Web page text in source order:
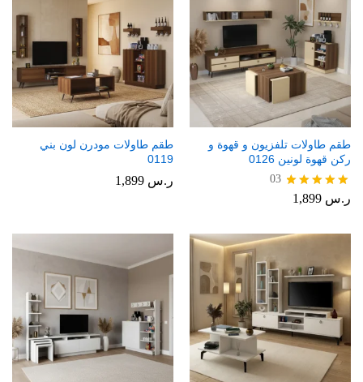
طقم طاولات تلفزيون و قهوة و
ركن قهوة لونين 0126
تم التقييم
03
ر.س
طقم طاولات مودرن لون بني
0119
ر.س